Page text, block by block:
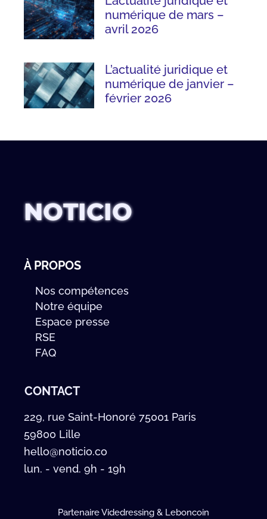
numérique de mars –
avril 2026
L’actualité juridique et
numérique de janvier –
février 2026
NOTICIO
À PROPOS
Nos compétences
Notre équipe
Espace presse
RSE
FAQ
CONTACT
229, rue Saint-Honoré 75001 Paris
59800 Lille
hello@noticio.co
lun. - vend. 9h - 19h
Partenaire Videdressing & Leboncoin